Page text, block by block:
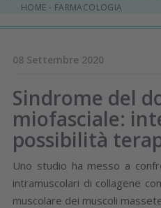
HOME - FARMACOLOGIA
08 Settembre 2020
Sindrome del
miofasciale:
possibilità
Uno studio ha messo a
intramuscolari di collagene
muscolare dei muscoli